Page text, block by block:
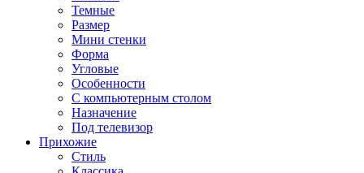
Темные
Размер
Мини стенки
Форма
Угловые
Особенности
С компьютерным столом
Назначение
Под телевизор
Прихожие
Стиль